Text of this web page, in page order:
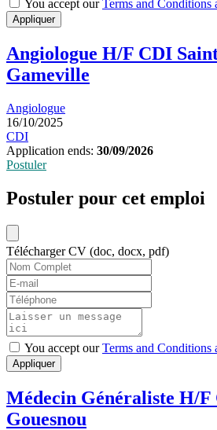
You accept ourTerms and
Appliquer
Angiologue H/F CDI
Gameville
Angiologue
16/10/2025
CDI
Application ends: 30/09/2026
Postuler
Postuler pour cet emploi
Télécharger CV (doc, docx, pdf)
You accept ourTerms and
Appliquer
Médecin Généraliste H/
Gouesnou